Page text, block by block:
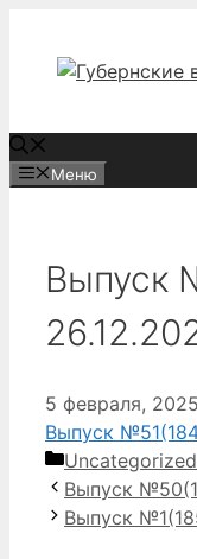
содержимому
Меню
Выпуск
5 февраля, 2025
Выпуск
Рубрики
Uncategorized
Выпуск
Выпуск